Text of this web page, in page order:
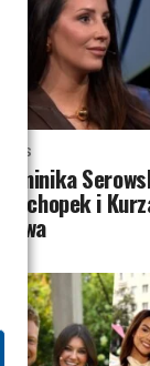
NEWS
Dominika
z Cichopek i
słowa